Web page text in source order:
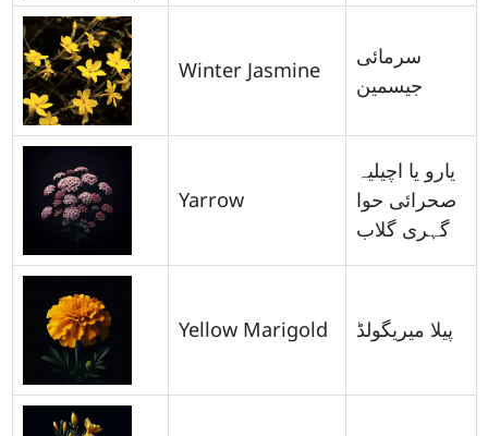
Winter Jasmine
سرمائی
جیسمین
Yarrow
یارو یا اچیلیہ
صحرائی حوا
گہری گلاب
Yellow Marigold پیلا میریگولڈ